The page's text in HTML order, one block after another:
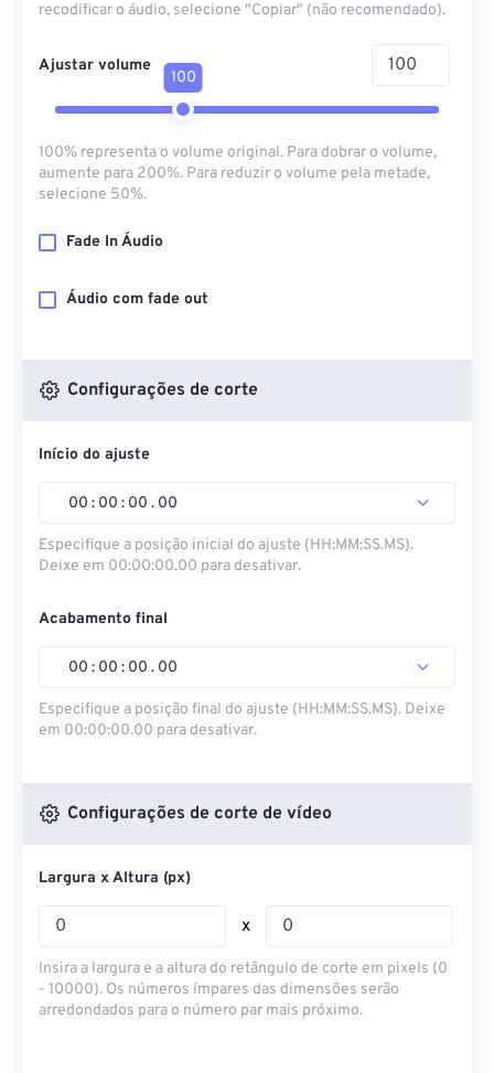
recodificar o áudio, selecione "Copiar" (não recomendado).
Ajustar volume
100
100% representa o volume original. Para dobrar o volume,
aumente para 200%. Para reduzir o volume pela metade,
selecione 50%.
Fade In Áudio
Áudio com fade out
Configurações de corte
Início do ajuste
00 : 00 : 00 . 00
Especifique a posição inicial do ajuste (HH:MM:SS.MS).
Deixe em 00:00:00.00 para desativar.
Acabamento final
00 : 00 : 00 . 00
Especifique a posição final do ajuste (HH:MM:SS.MS). Deixe
em 00:00:00.00 para desativar.
Configurações de corte de vídeo
Largura x Altura (px)
x
Insira a largura e a altura do retângulo de corte em pixels (0
- 10000). Os números ímpares das dimensões serão
arredondados para o número par mais próximo.